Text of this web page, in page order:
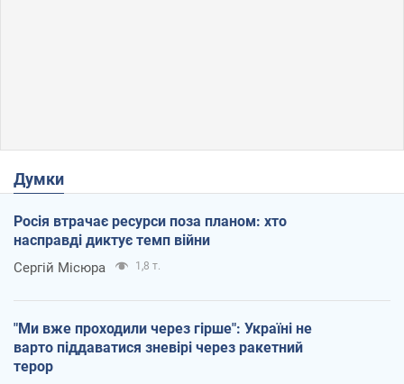
Думки
Росія втрачає ресурси поза планом: хто
насправді диктує темп війни
Сергій Місюра 1,8 т.
"Ми вже проходили через гірше": Україні не
варто піддаватися зневірі через ракетний
терор